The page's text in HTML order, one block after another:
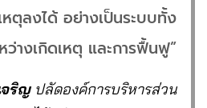
ตุลงได้ อย่างเป็นระบบทั้ง
ว่างเกิดเหตุ และการฟื้นฟู”
จริญปลัดองค์การบริหารส่วน